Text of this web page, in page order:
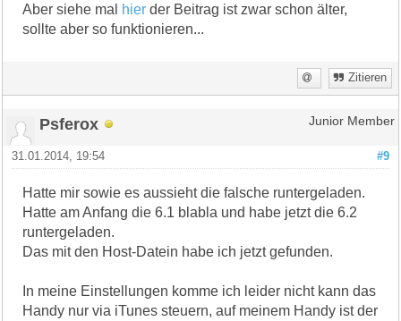
Aber siehe mal hier der Beitrag ist zwar schon älter,
sollte aber so funktionieren...
Zitieren
Psferox Junior Member
#9
31.01.2014, 19:54
Hatte mir sowie es aussieht die falsche runtergeladen.
Hatte am Anfang die 6.1 blabla und habe jetzt die 6.2
runtergeladen.
Das mit den Host-Datein habe ich jetzt gefunden.
In meine Einstellungen komme ich leider nicht kann das
Handy nur via iTunes steuern, auf meinem Handy ist der